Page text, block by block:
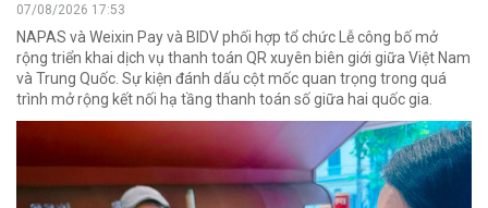
07/08/2026 17:53
NAPAS và Weixin Pay và BIDV phối hợp tổ chức Lễ công bố mở
rộng triển khai dịch vụ thanh toán QR xuyên biên giới giữa Việt Nam
và Trung Quốc. Sự kiện đánh dấu cột mốc quan trọng trong quá
trình mở rộng kết nối hạ tầng thanh toán số giữa hai quốc gia.